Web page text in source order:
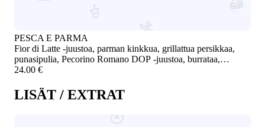
PESCA E PARMA
Fior di Latte -juustoa, parman kinkkua, grillattua persikkaa,
punasipulia, Pecorino Romano DOP -juustoa, burrataa,
pistaasia ja Aleppo-hunajaa / Fior di Latte cheese, Parma ham,
pistachio, and Aleppo honey
24.00 €
LISÄT / EXTRAT